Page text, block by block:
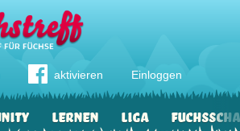
aktivieren Einloggen
Lernen Liga